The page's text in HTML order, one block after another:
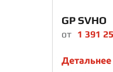
GP SVHO
от 1 391
Детальнее